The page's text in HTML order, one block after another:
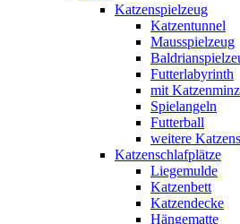
Katzenspielzeug
Katzentunnel
Mausspielzeug
Futterlabyrinth
mit
Spielangeln
Futterball
weitere
Katzenschlafplätze
Liegemulde
Katzenbett
Katzendecke
Hängematte